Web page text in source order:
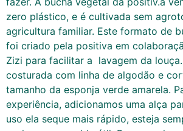
zero plástico, e é cultivada sem
agricultura familiar. Este formato de
foi criado pela positiva em
Zizi para facilitar a lavagem da
costurada com linha de algodão e
tamanho da esponja verde amarela.
experiência, adicionamos uma alça
uso ela seque mais rápido, esteja